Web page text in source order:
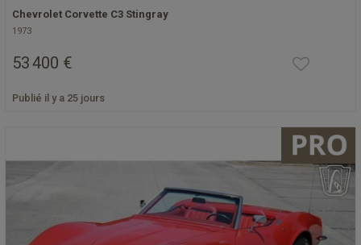
Chevrolet Corvette C3 Stingray
1973
53 400 €
Publié il y a 25 jours